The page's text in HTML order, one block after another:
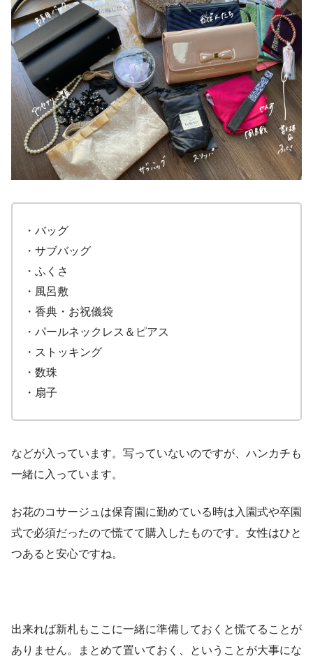
・バッグ
・サブバッグ
・ふくさ
・風呂敷
・香典・お祝儀袋
・パールネックレス＆ピアス
・ストッキング
・数珠
・扇子
などが入っています。写っていないのですが、ハンカチも
一緒に入っています。
お花のコサージュは保育園に勤めている時は入園式や卒園
式で必須だったので慌てて購入したものです。女性はひと
つあると安心ですね。
出来れば新札もここに一緒に準備しておくと慌てることが
ありません。まとめて置いておく、ということが大事にな